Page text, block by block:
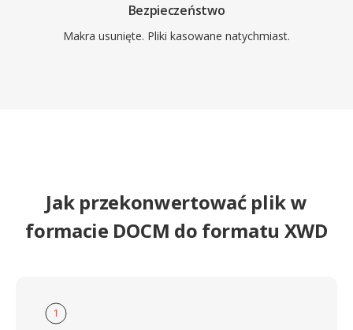
Bezpieczeństwo
Makra usunięte. Pliki kasowane natychmiast.
Jak przekonwertować plik w
formacie DOCM do formatu XWD
1